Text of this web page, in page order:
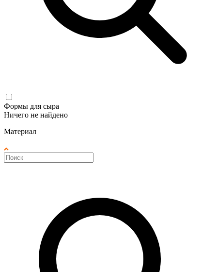
Формы для сыра
Ничего не найдено
Материал